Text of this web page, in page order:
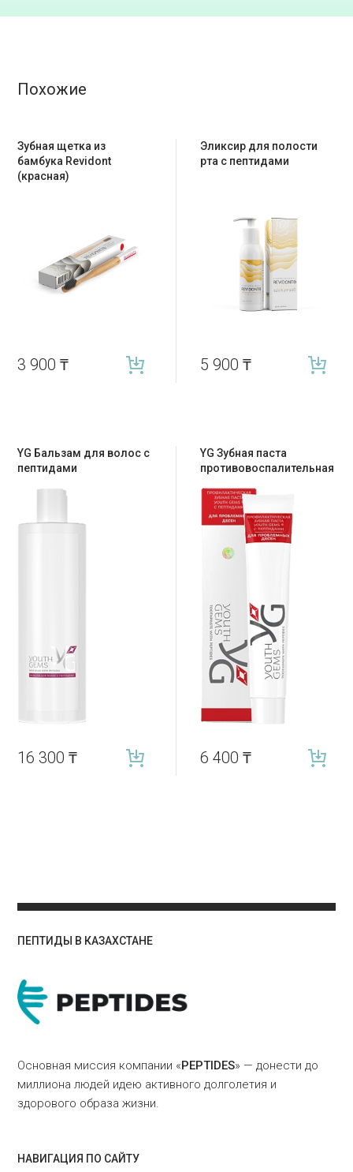
Похожие
Зубная щетка из
бамбука Revidont
(красная)
3 900₸
Эликсир для полости
рта с пептидами
5 900 ₸
YG Бальзам для волос с
пептидами
16 300₸
YG Зубная паста
противовоспалительная
6 400 ₸
ПЕПТИДЫ В КАЗАХСТАНЕ
Основная миссия компании «PEPTIDES» — донести до
миллиона людей идею активного долголетия и
здорового образа жизни.
НАВИГАЦИЯ ПО САЙТУ